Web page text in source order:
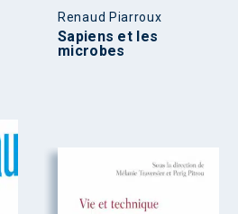
Renaud Piarroux
Sapiens et les
microbes